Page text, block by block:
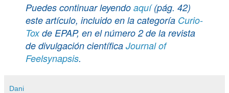
Puedes continuar leyendo aquí(pág. 42)
este artículo, incluido en la categoría Curio-
Toxde EPAP, en el número 2 de la revista
de divulgación científica Journal of
Feelsynapsis.
Dani